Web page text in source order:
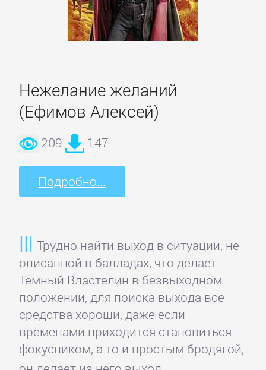
Нежелание желаний
(Ефимов Алексей)
209 147
Подробно...
Трудно найти выход в ситуации, не
описанной в балладах, что делает
Темный Властелин в безвыходном
положении, для поиска выхода все
средства хороши, даже если
временами приходится становиться
фокусником, а то и простым бродягой,
Классические
детективы
детектив
детективы
Полицейские
детективы
Современные
детективы
Шпионские
детективы
ДЕТСКИЕ